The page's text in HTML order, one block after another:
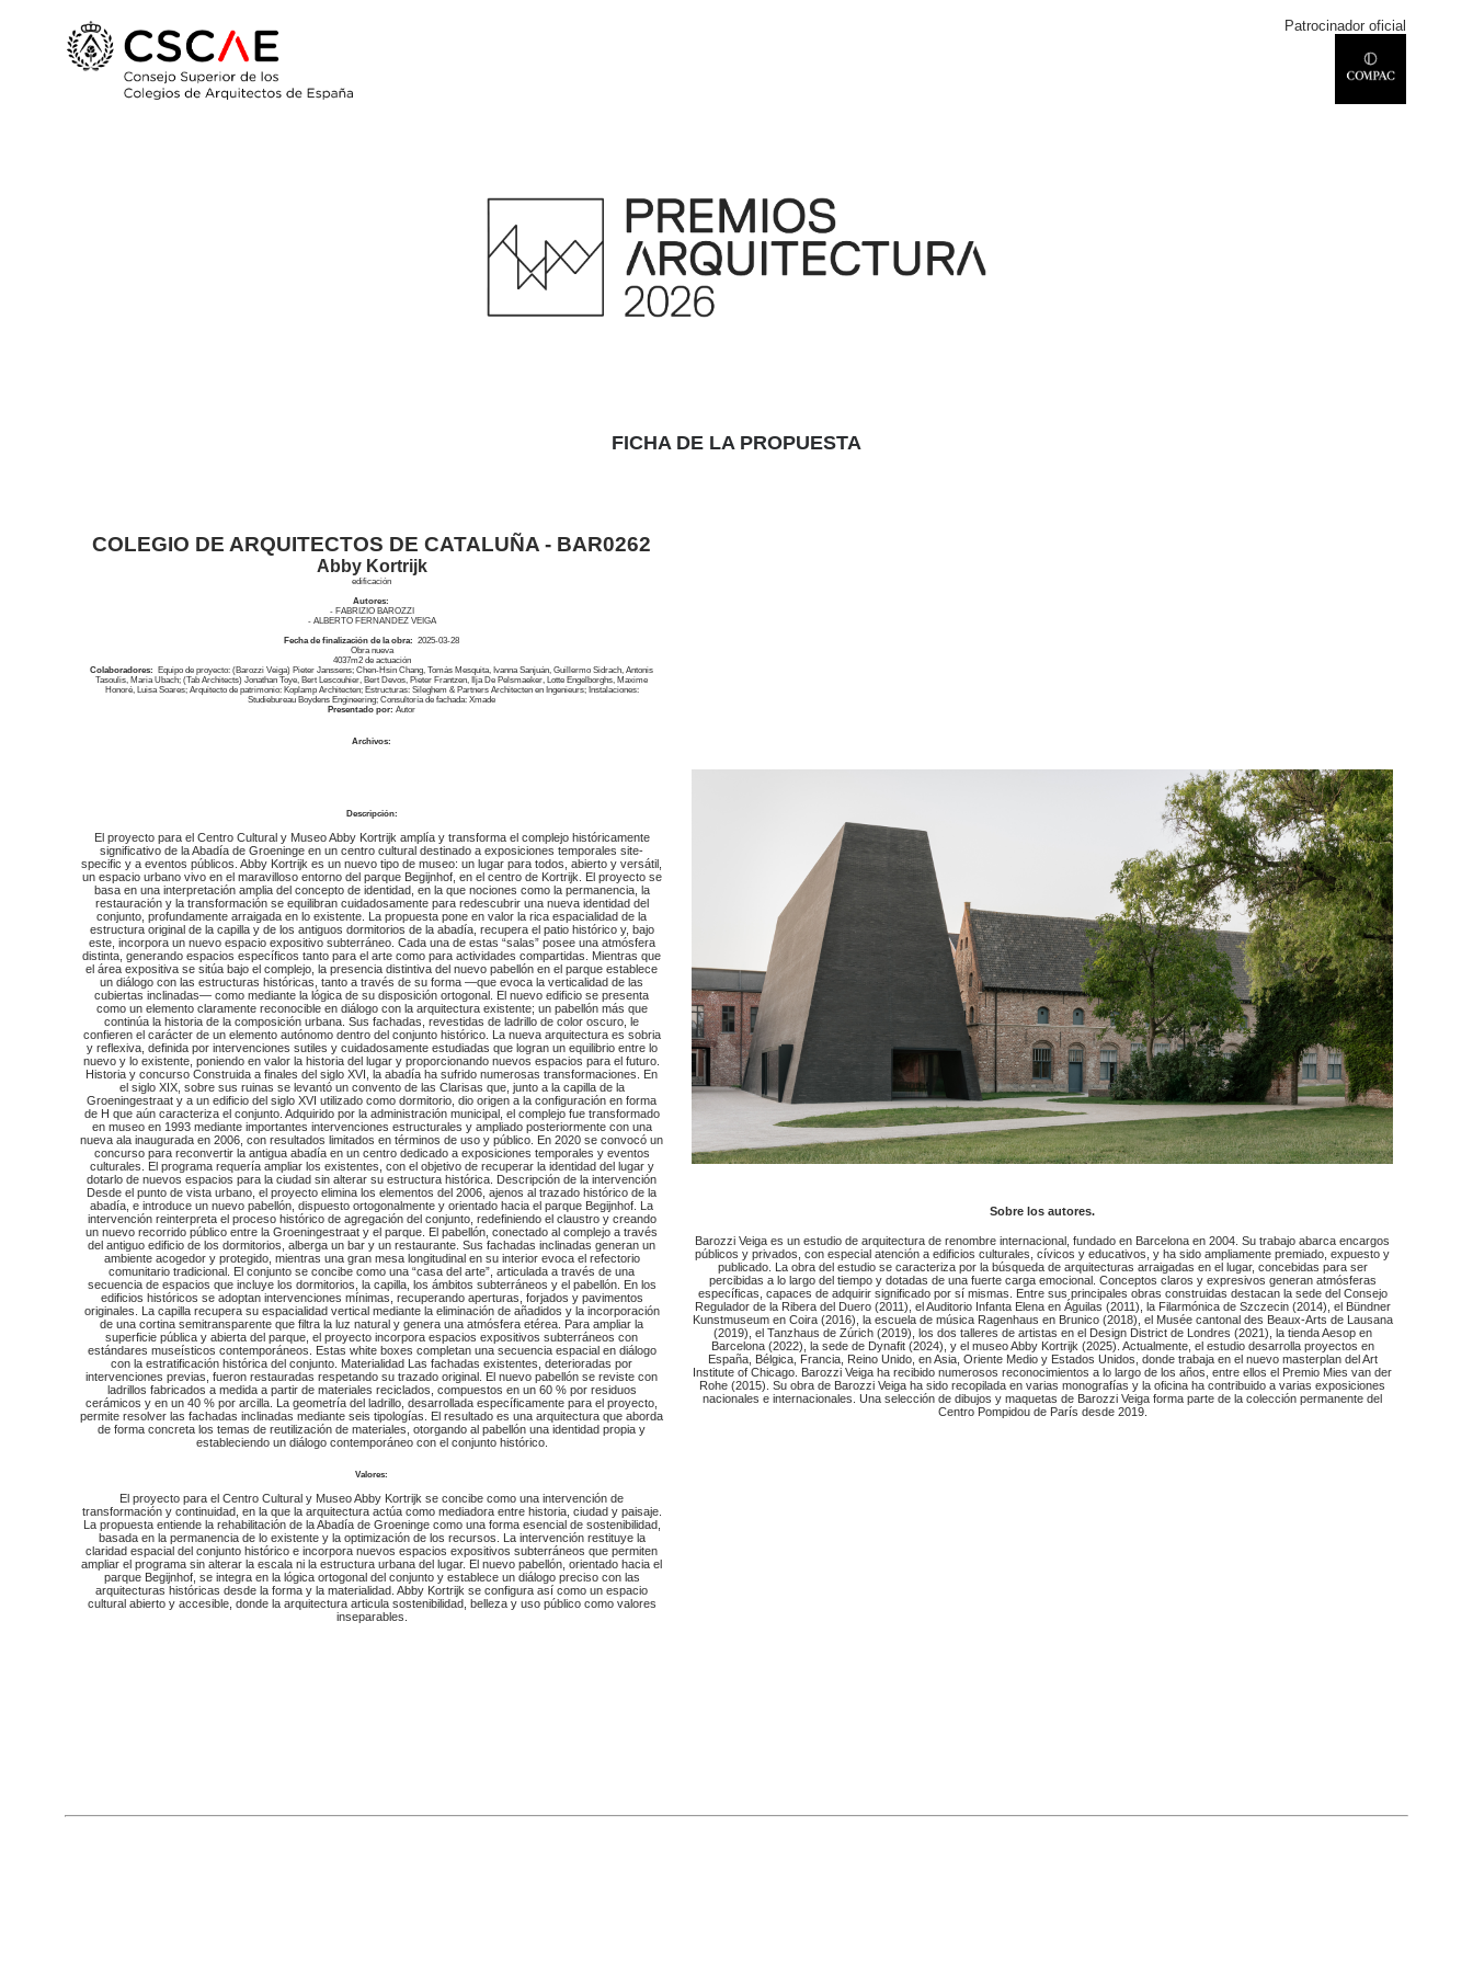
Patrocinador oficial
FICHA DE LA PROPUESTA
COLEGIO DE ARQUITECTOS DE CATALUÑA - BAR0262
Abby Kortrijk
edificación
Autores:
- FABRIZIO BAROZZI
- ALBERTO FERNANDEZ VEIGA
Fecha de finalización de la obra: 2025-03-28
Obra nueva
4037m2 de actuación
Colaboradores:
Equipo de proyecto: (Barozzi Veiga) Pieter Janssens; Chen-Hsin Chang, Tomás Mesquita, Ivanna Sanjuán, Guillermo Sidrach, Antonis
Tasoulis, Maria Ubach; (Tab Architects) Jonathan Toye, Bert Lescouhier, Bert Devos, Pieter Frantzen, Ilja De Pelsmaeker, Lotte Engelborghs, Maxime
Honoré, Luisa Soares; Arquitecto de patrimonio: Koplamp Architecten; Estructuras: Sileghem & Partners Architecten en Ingenieurs; Instalaciones:
Studiebureau Boydens Engineering; Consultoría de fachada: Xmade
Presentado por: Autor
Archivos:
Descripción:
El proyecto para el Centro Cultural y Museo Abby Kortrijk amplía y transforma el complejo históricamente
significativo de la Abadía de Groeninge en un centro cultural destinado a exposiciones temporales site-
specific y a eventos públicos. Abby Kortrijk es un nuevo tipo de museo: un lugar para todos, abierto y versátil,
un espacio urbano vivo en el maravilloso entorno del parque Begijnhof, en el centro de Kortrijk. El proyecto se
basa en una interpretación amplia del concepto de identidad, en la que nociones como la permanencia, la
restauración y la transformación se equilibran cuidadosamente para redescubrir una nueva identidad del
conjunto, profundamente arraigada en lo existente. La propuesta pone en valor la rica espacialidad de la
estructura original de la capilla y de los antiguos dormitorios de la abadía, recupera el patio histórico y, bajo
este, incorpora un nuevo espacio expositivo subterráneo. Cada una de estas “salas” posee una atmósfera
distinta, generando espacios específicos tanto para el arte como para actividades compartidas. Mientras que
el área expositiva se sitúa bajo el complejo, la presencia distintiva del nuevo pabellón en el parque establece
un diálogo con las estructuras históricas, tanto a través de su forma —que evoca la verticalidad de las
cubiertas inclinadas— como mediante la lógica de su disposición ortogonal. El nuevo edificio se presenta
como un elemento claramente reconocible en diálogo con la arquitectura existente; un pabellón más que
continúa la historia de la composición urbana. Sus fachadas, revestidas de ladrillo de color oscuro, le
confieren el carácter de un elemento autónomo dentro del conjunto histórico. La nueva arquitectura es sobria
y reflexiva, definida por intervenciones sutiles y cuidadosamente estudiadas que logran un equilibrio entre lo
nuevo y lo existente, poniendo en valor la historia del lugar y proporcionando nuevos espacios para el futuro.
Historia y concurso Construida a finales del siglo XVI, la abadía ha sufrido numerosas transformaciones. En
el siglo XIX, sobre sus ruinas se levantó un convento de las Clarisas que, junto a la capilla de la
Groeningestraat y a un edificio del siglo XVI utilizado como dormitorio, dio origen a la configuración en forma
de H que aún caracteriza el conjunto. Adquirido por la administración municipal, el complejo fue transformado
en museo en 1993 mediante importantes intervenciones estructurales y ampliado posteriormente con una
nueva ala inaugurada en 2006, con resultados limitados en términos de uso y público. En 2020 se convocó un
concurso para reconvertir la antigua abadía en un centro dedicado a exposiciones temporales y eventos
culturales. El programa requería ampliar los existentes, con el objetivo de recuperar la identidad del lugar y
dotarlo de nuevos espacios para la ciudad sin alterar su estructura histórica. Descripción de la intervención
Desde el punto de vista urbano, el proyecto elimina los elementos del 2006, ajenos al trazado histórico de la
abadía, e introduce un nuevo pabellón, dispuesto ortogonalmente y orientado hacia el parque Begijnhof. La
intervención reinterpreta el proceso histórico de agregación del conjunto, redefiniendo el claustro y creando
un nuevo recorrido público entre la Groeningestraat y el parque. El pabellón, conectado al complejo a través
del antiguo edificio de los dormitorios, alberga un bar y un restaurante. Sus fachadas inclinadas generan un
ambiente acogedor y protegido, mientras una gran mesa longitudinal en su interior evoca el refectorio
comunitario tradicional. El conjunto se concibe como una “casa del arte”, articulada a través de una
secuencia de espacios que incluye los dormitorios, la capilla, los ámbitos subterráneos y el pabellón. En los
edificios históricos se adoptan intervenciones mínimas, recuperando aperturas, forjados y pavimentos
originales. La capilla recupera su espacialidad vertical mediante la eliminación de añadidos y la incorporación
de una cortina semitransparente que filtra la luz natural y genera una atmósfera etérea. Para ampliar la
superficie pública y abierta del parque, el proyecto incorpora espacios expositivos subterráneos con
estándares museísticos contemporáneos. Estas white boxes completan una secuencia espacial en diálogo
con la estratificación histórica del conjunto. Materialidad Las fachadas existentes, deterioradas por
intervenciones previas, fueron restauradas respetando su trazado original. El nuevo pabellón se reviste con
ladrillos fabricados a medida a partir de materiales reciclados, compuestos en un 60 % por residuos
cerámicos y en un 40 % por arcilla. La geometría del ladrillo, desarrollada específicamente para el proyecto,
permite resolver las fachadas inclinadas mediante seis tipologías. El resultado es una arquitectura que aborda
de forma concreta los temas de reutilización de materiales, otorgando al pabellón una identidad propia y
estableciendo un diálogo contemporáneo con el conjunto histórico.
Valores:
El proyecto para el Centro Cultural y Museo Abby Kortrijk se concibe como una intervención de
transformación y continuidad, en la que la arquitectura actúa como mediadora entre historia, ciudad y paisaje.
La propuesta entiende la rehabilitación de la Abadía de Groeninge como una forma esencial de sostenibilidad,
basada en la permanencia de lo existente y la optimización de los recursos. La intervención restituye la
claridad espacial del conjunto histórico e incorpora nuevos espacios expositivos subterráneos que permiten
ampliar el programa sin alterar la escala ni la estructura urbana del lugar. El nuevo pabellón, orientado hacia el
parque Begijnhof, se integra en la lógica ortogonal del conjunto y establece un diálogo preciso con las
arquitecturas históricas desde la forma y la materialidad. Abby Kortrijk se configura así como un espacio
cultural abierto y accesible, donde la arquitectura articula sostenibilidad, belleza y uso público como valores
inseparables.
Sobre los autores.
Barozzi Veiga es un estudio de arquitectura de renombre internacional, fundado en Barcelona en 2004. Su trabajo abarca encargos
públicos y privados, con especial atención a edificios culturales, cívicos y educativos, y ha sido ampliamente premiado, expuesto y
publicado. La obra del estudio se caracteriza por la búsqueda de arquitecturas arraigadas en el lugar, concebidas para ser
percibidas a lo largo del tiempo y dotadas de una fuerte carga emocional. Conceptos claros y expresivos generan atmósferas
específicas, capaces de adquirir significado por sí mismas. Entre sus principales obras construidas destacan la sede del Consejo
Regulador de la Ribera del Duero (2011), el Auditorio Infanta Elena en Águilas (2011), la Filarmónica de Szczecin (2014), el Bündner
Kunstmuseum en Coira (2016), la escuela de música Ragenhaus en Brunico (2018), el Musée cantonal des Beaux-Arts de Lausana
(2019), el Tanzhaus de Zúrich (2019), los dos talleres de artistas en el Design District de Londres (2021), la tienda Aesop en
Barcelona (2022), la sede de Dynafit (2024), y el museo Abby Kortrijk (2025). Actualmente, el estudio desarrolla proyectos en
España, Bélgica, Francia, Reino Unido, en Asia, Oriente Medio y Estados Unidos, donde trabaja en el nuevo masterplan del Art
Institute of Chicago. Barozzi Veiga ha recibido numerosos reconocimientos a lo largo de los años, entre ellos el Premio Mies van der
Rohe (2015). Su obra de Barozzi Veiga ha sido recopilada en varias monografías y la oficina ha contribuido a varias exposiciones
nacionales e internacionales. Una selección de dibujos y maquetas de Barozzi Veiga forma parte de la colección permanente del
Centro Pompidou de París desde 2019.